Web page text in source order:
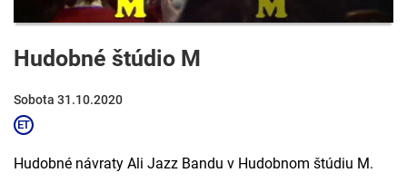
Hudobné štúdio M
Sobota 31.10.2020
Hudobné návraty Ali Jazz Bandu v Hudobnom štúdiu M.